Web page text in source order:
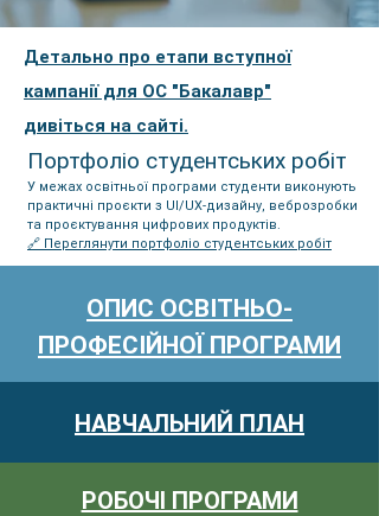
Детально про етапи вступної
кампанії для ОС "Бакалавр"
дивіться на сайті.
Портфоліо студентських робіт
У межах освітньої програми студенти виконують
практичні проєкти з UI/UX-дизайну, веброзробки
та проєктування цифрових продуктів.
🔗 Переглянути портфоліо студентських робіт
ОПИС ОСВІТНЬО-
ПРОФЕСІЙНОЇ ПРОГРАМИ
НАВЧАЛЬНИЙ ПЛАН
РОБОЧІ ПРОГРАМИ